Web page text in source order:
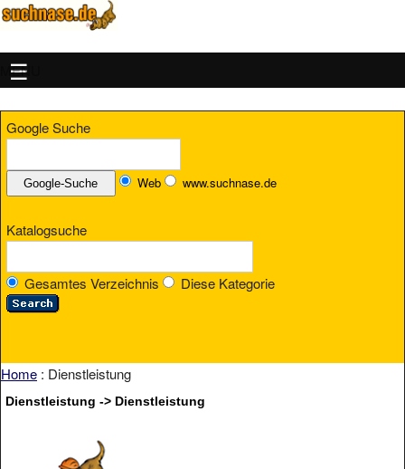
MENU
Google Suche
Web www.suchnase.de
Katalogsuche
Gesamtes Verzeichnis Diese Kategorie
Home : Dienstleistung
Dienstleistung -> Dienstleistung